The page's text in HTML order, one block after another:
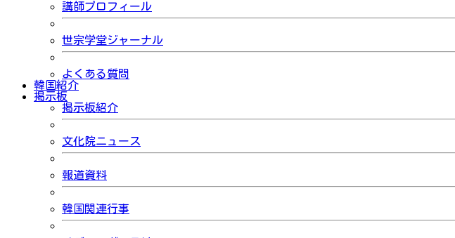
講師プロフィール
世宗学堂ジャーナル
よくある質問
韓国紹介
掲示板
掲示板紹介
文化院ニュース
報道資料
韓国関連行事